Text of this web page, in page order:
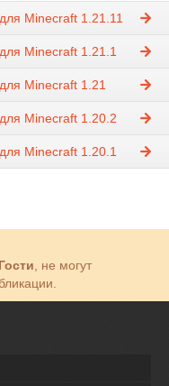
Minecraft 1.21.11
Minecraft 1.21.1
Minecraft 1.21
Minecraft 1.20.2
Minecraft 1.20.1
Гости , не могут